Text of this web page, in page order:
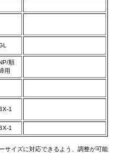
順
用
1
1
サイズに対応できるよう、調整が可能